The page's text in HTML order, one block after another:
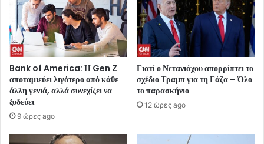
Bank of America: Η Gen Z
αποταμιεύει λιγότερο από κάθε
άλλη γενιά, αλλά συνεχίζει να
ξοδεύει
9 ώρες ago
Γιατί ο Νετανιάχου απορρίπτει το
σχέδιο Τραμπ για τη Γάζα – Όλο
το παρασκήνιο
12 ώρες ago